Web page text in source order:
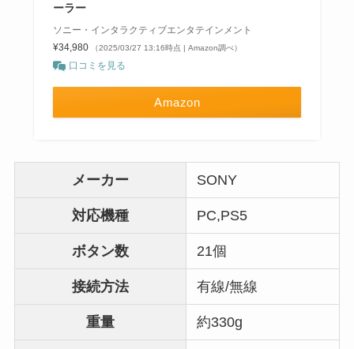
ーラー
ソニー・インタラクティブエンタテインメント
¥34,980
（2025/03/27 13:16時点 | Amazon調べ）
口コミを見る
Amazon
メーカー SONY
対応機種 PC,PS5
ボタン数 21個
接続方法 有線/無線
重量 約330g